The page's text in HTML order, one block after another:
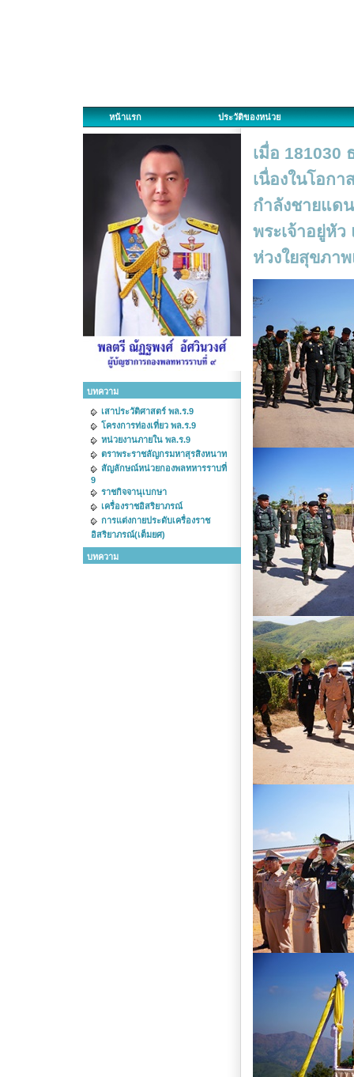
หน้าแรก ประวัติของหน่วย
บทความ
เสาประวัติศาสตร์ พล.ร.9
โครงการท่องเที่ยว พล.ร.9
หน่วยงานภายใน พล.ร.9
ตราพระราชลัญกรมหาสุรสิงหนาท
สัญลักษณ์หน่วยกองพลทหารราบที่
9
ราชกิจจานุเบกษา
เครื่องราชอิสริยาภรณ์
การแต่งกายประดับเครื่องราช
อิสริยาภรณ์(เต็มยศ)
บทความ
เมื่อ 181030
เนื่องในโอก
กำลังชายแด
พระเจ้าอยู่หัว
ห่วงใยสุขภา